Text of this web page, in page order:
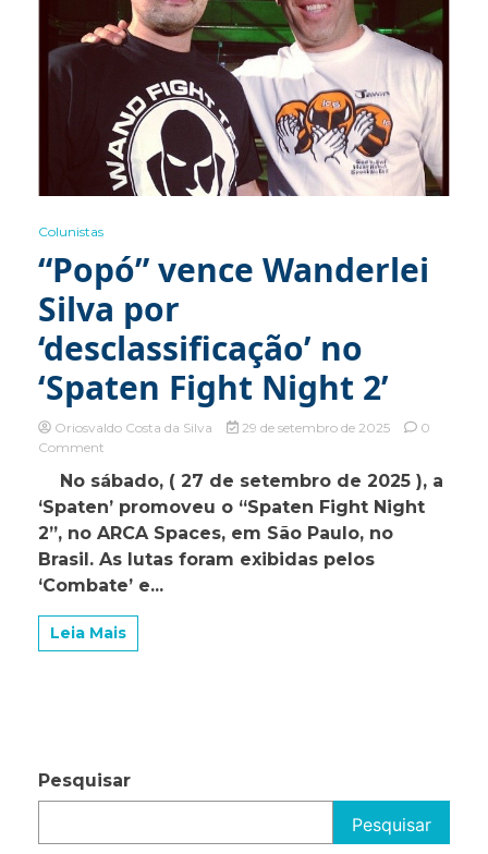
Colunistas
“Popó” vence Wanderlei
Silva por
‘desclassificação’ no
‘Spaten Fight Night 2’
Oriosvaldo Costa da Silva 29 de setembro de 2025
0
Comment
vence
Wanderlei
Silva
por
‘desclassificação’
no
Fight
Night
No sábado, ( 27 de setembro de 2025 ), a
‘Spaten’ promoveu o “Spaten Fight Night
2”, no ARCA Spaces, em São Paulo, no
Brasil. As lutas foram exibidas pelos
‘Combate’ e...
Leia Mais
Pesquisar
Pesquisar